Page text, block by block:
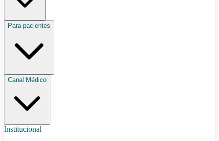
Para pacientes
Canal Médico
Institucional